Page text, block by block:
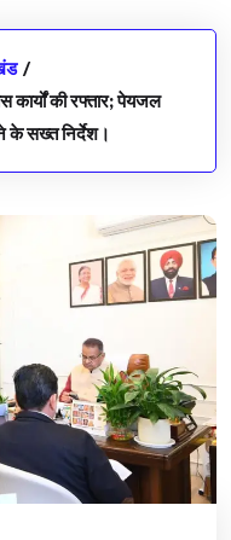
/
कार्यों की रफ्तार; पेयजल
के सख्त निर्देश।